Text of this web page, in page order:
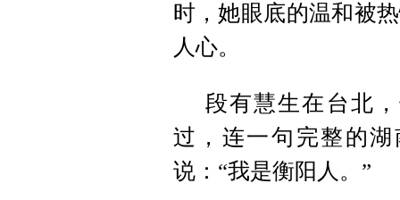
时，她眼底的温和被
人心。
段有慧生在台北
过，连一句完整的
说：“我是衡阳人。”